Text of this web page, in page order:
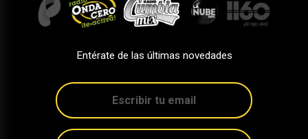
Entérate de las últimas novedades